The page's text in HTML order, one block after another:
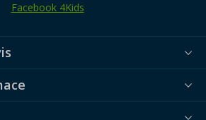
Facebook 4Kids